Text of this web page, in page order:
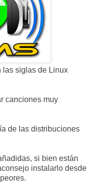
las siglas de Linux
canciones muy
de las distribuciones
si bien están
instalarlo desde